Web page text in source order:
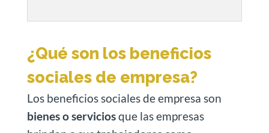
¿Qué son los beneficios
sociales de empresa?
Los beneficios sociales de empresa son
bienes o serviciosque las empresas